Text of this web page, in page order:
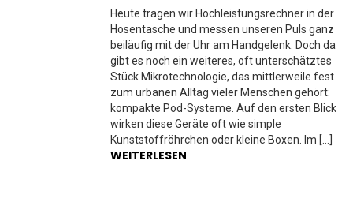
Heute tragen wir Hochleistungsrechner in der
Hosentasche und messen unseren Puls ganz
beiläufig mit der Uhr am Handgelenk. Doch da
gibt es noch ein weiteres, oft unterschätztes
Stück Mikrotechnologie, das mittlerweile fest
zum urbanen Alltag vieler Menschen gehört:
kompakte Pod-Systeme. Auf den ersten Blick
wirken diese Geräte oft wie simple
Kunststoffröhrchen oder kleine Boxen. Im […]
WEITERLESEN